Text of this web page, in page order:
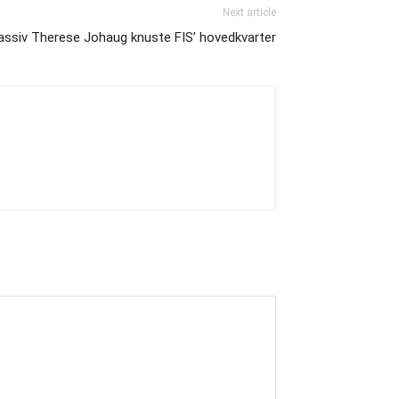
Next article
Therese Johaug knuste FIS’ hovedkvarter